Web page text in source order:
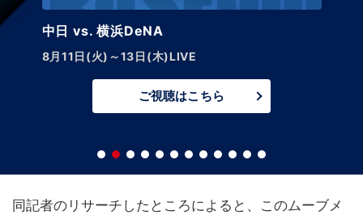
中日 vs. 横浜DeNA
8月11日(火)～13日(木)LIVE
ご視聴はこちら
同記者のリサーチしたところによると、このムーブメ